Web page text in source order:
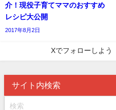
介！現役子育てママのおすすめ
レシピ大公開
2017年8月2日
Xでフォローしよう
サイト内検索